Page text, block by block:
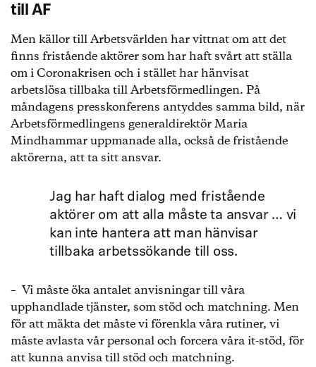
till AF
Men källor till Arbetsvärlden har vittnat om att det
finns fristående aktörer som har haft svårt att ställa
om i Coronakrisen och i stället har hänvisat
arbetslösa tillbaka till Arbetsförmedlingen. På
måndagens presskonferens antyddes samma bild, när
Arbetsförmedlingens generaldirektör Maria
Mindhammar uppmanade alla, också de fristående
aktörerna, att ta sitt ansvar.
Jag har haft dialog med fristående
aktörer om att alla måste ta ansvar … vi
kan inte hantera att man hänvisar
tillbaka arbetssökande till oss.
– Vi måste öka antalet anvisningar till våra
upphandlade tjänster, som stöd och matchning. Men
för att mäkta det måste vi förenkla våra rutiner, vi
måste avlasta vår personal och forcera våra it-stöd, för
att kunna anvisa till stöd och matchning.